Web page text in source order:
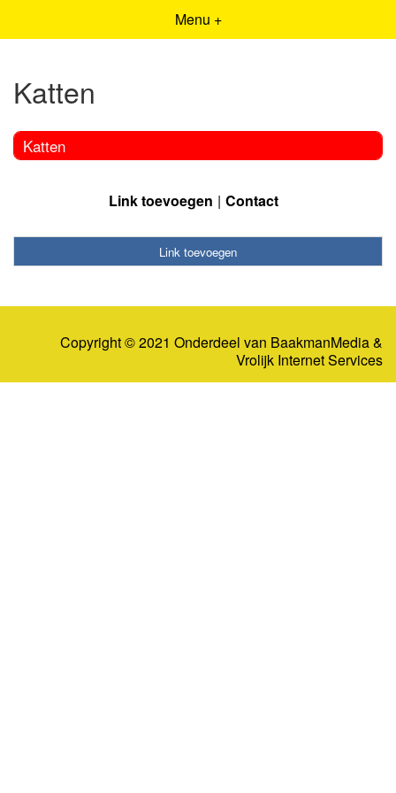
Menu +
Katten
Katten
Link toevoegen Contact
Link toevoegen
Copyright © 2021 Onderdeel van BaakmanMedia&
Vrolijk Internet Services